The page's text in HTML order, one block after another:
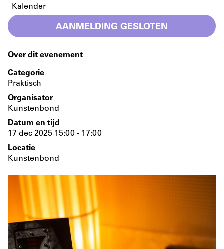
Kalender
AANMELDING GESLOTEN
Over dit evenement
Categorie
Praktisch
Organisator
Kunstenbond
Datum en tijd
17 dec 2025 15:00 - 17:00
Locatie
Kunstenbond